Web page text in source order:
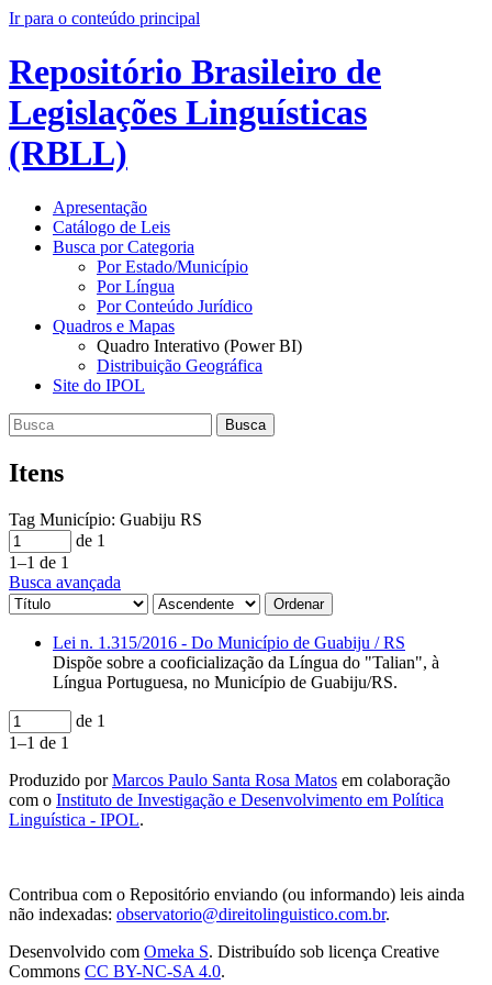
Ir para o conteúdo principal
Repositório Brasileiro de
Legislações Linguísticas
(RBLL)
Apresentação
Catálogo de Leis
Busca por Categoria
Por Estado/Município
Por Língua
Por Conteúdo Jurídico
Quadros e Mapas
Quadro Interativo (Power BI)
Distribuição Geográfica
Site do IPOL
Busca
Itens
Tag Município: Guabiju RS
de 1
1–1 de 1
Busca avançada
Ordenar
Lei n. 1.315/2016 - Do Município de Guabiju / RS
Dispõe sobre a cooficialização da Língua do "Talian", à
Língua Portuguesa, no Município de Guabiju/RS.
de 1
1–1 de 1
Produzido porMarcos Paulo Santa Rosa Matos em colaboração
com o Instituto de Investigação e Desenvolvimento em Política
Linguística - IPOL.
Contribua com o Repositório enviando (ou informando) leis ainda
não indexadas: observatorio@direitolinguistico.com.br.
Desenvolvido com Omeka S. Distribuído sob licença Creative
Commons CC BY-NC-SA 4.0.